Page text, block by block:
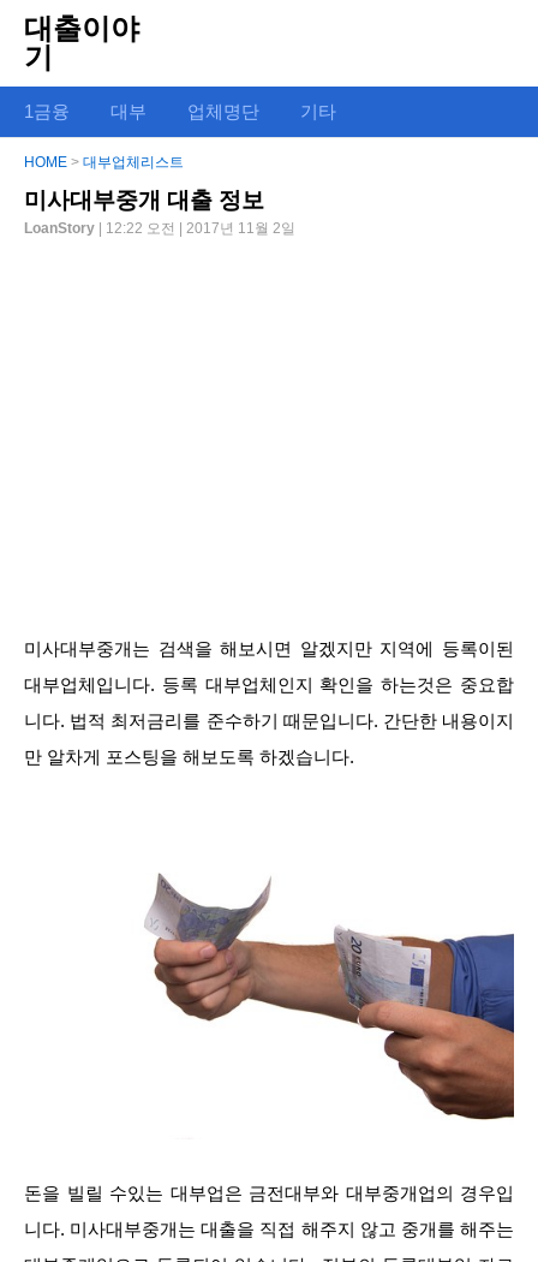
대출이야
기
1금융 대부 업체명단 기타
HOME > 대부업체리스트
미사대부중개 대출 정보
LoanStory | 12:22 오전 | 2017년 11월 2일
미사대부중개는 검색을 해보시면 알겠지만 지역에 등록이된
대부업체입니다. 등록 대부업체인지 확인을 하는것은 중요합
니다. 법적 최저금리를 준수하기 때문입니다. 간단한 내용이지
만 알차게 포스팅을 해보도록 하겠습니다.
돈을 빌릴 수있는 대부업은 금전대부와 대부중개업의 경우입
니다. 미사대부중개는 대출을 직접 해주지 않고 중개를 해주는